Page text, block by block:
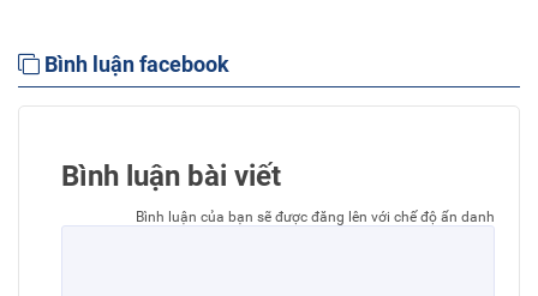
Bình luận facebook
Bình luận bài viết
Bình luận của bạn sẽ được đăng lên với chế độ ẩn danh